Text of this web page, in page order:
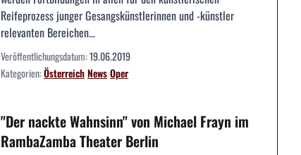
Reifeprozess junger Gesangskünstlerinnen und -künstler
relevanten Bereichen...
Veröffentlichungsdatum:19.06.2019
Kategorien:ÖsterreichNewsOper
"Der nackte Wahnsinn" von Michael Frayn im
RambaZamba Theater Berlin